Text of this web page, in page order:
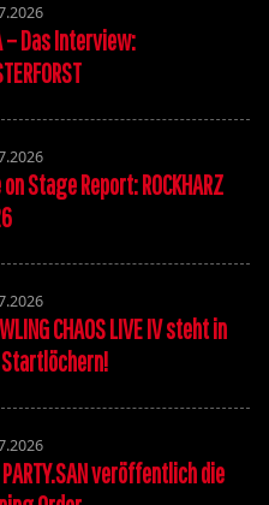
– Das Interview:
Stage Report: ROCKHARZ
CHAOS LIVE IV steht in
veröffentlich die